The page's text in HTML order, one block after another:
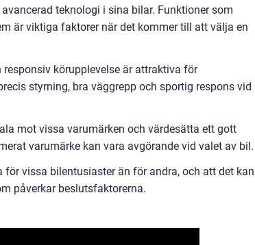
teknologi i sina bilar. Funktioner som
är viktiga faktorer när det kommer till att välja en
körupplevelse är attraktiva för
styrning, bra väggrepp och sportig respons vid
mot vissa varumärken och värdesätta ett gott
varumärke kan vara avgörande vid valet av bil.
vissa bilentusiaster än för andra, och att det kan
påverkar beslutsfaktorerna.